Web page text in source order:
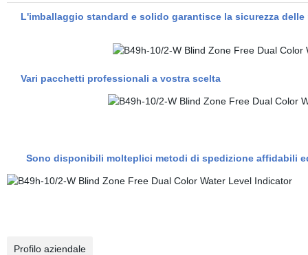
L'imballaggio standard e solido garantisce la sicurezza delle
Vari pacchetti professionali a vostra scelta
Sono disponibili molteplici metodi di spedizione affidabili
Profilo aziendale